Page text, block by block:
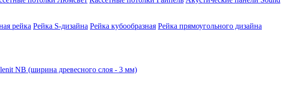
рейка Рейка S-дизайна Рейка кубообразная Рейка прямоугольного дизайна
NB (ширина древесного слоя - 3 мм)